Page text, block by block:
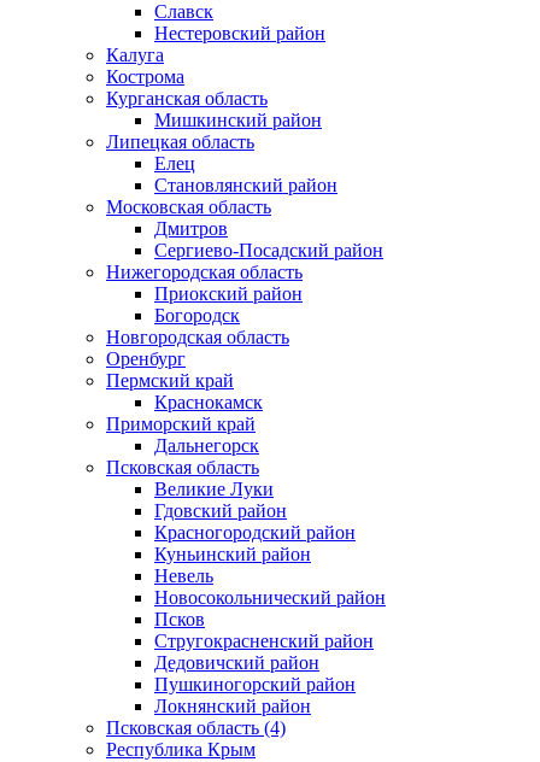
Славск
Нестеровский район
Калуга
Кострома
Курганская область
Мишкинский район
Липецкая область
Елец
Становлянский район
Московская область
Дмитров
Сергиево-Посадский район
Нижегородская область
Приокский район
Богородск
Новгородская область
Оренбург
Пермский край
Краснокамск
Приморский край
Дальнегорск
Псковская область
Великие Луки
Гдовский район
Красногородский район
Куньинский район
Невель
Новосокольнический район
Псков
Стругокрасненский район
Дедовичский район
Пушкиногорский район
Локнянский район
Псковская область (4)
Республика Крым